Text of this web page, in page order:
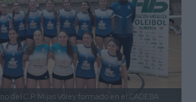
del C.P. Mijas Vóley formado en el CADEBA